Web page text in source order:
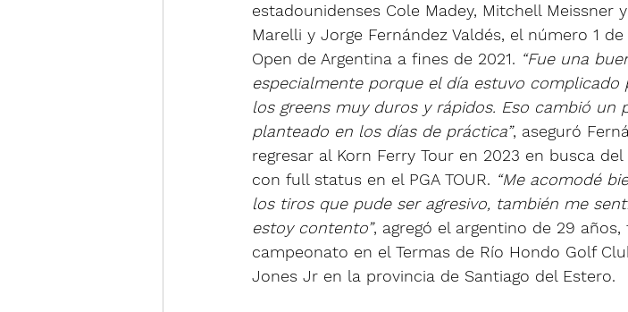
estadounidenses Cole Madey, Mitchell Meissner
Marelli y Jorge Fernández Valdés, el número 1
Open de Argentina a fines de 2021. “Fue una
especialmente porque el día estuvo
los greens muy duros y rápidos. Eso cambió un
planteado en los días de práctica”, aseguró
regresar al Korn Ferry Tour en 2023 en busca
con full status en el PGA TOUR. “Me acomodé
los tiros que pude ser agresivo, también me
estoy contento”, agregó el argentino de 29
campeonato en el Termas de Río Hondo Golf
Jones Jr en la provincia de Santiago del Estero.